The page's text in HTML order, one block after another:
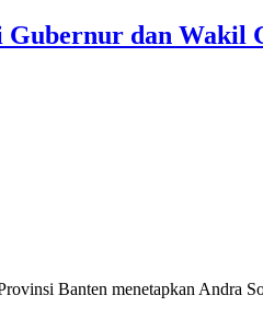
dan Wakil
Banten menetapkan Andra